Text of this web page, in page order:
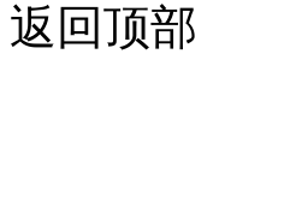
返回顶部